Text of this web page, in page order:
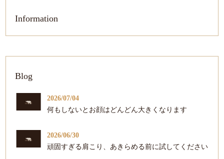
Information
Blog
2026/07/04
何もしないとお顔はどんどん大きくなります
2026/06/30
頑固すぎる肩こり、あきらめる前に試してください